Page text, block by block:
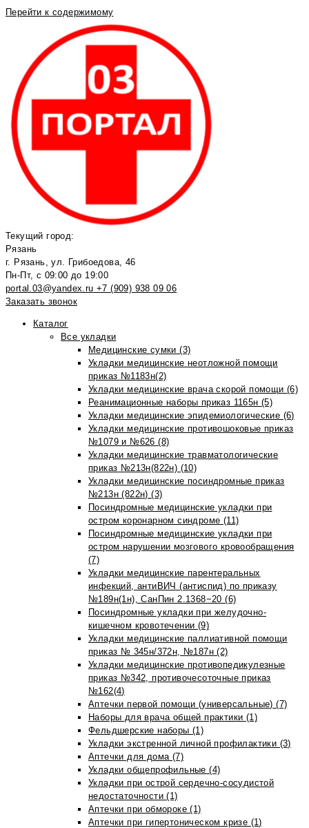
Перейти к содержимому
Текущий город:
Рязань
г. Рязань, ул. Грибоедова, 46
Пн-Пт, с 09:00 до 19:00
portal.03@yandex.ru +7 (909) 938 09 06
Заказать звонок
Каталог
Все укладки
Медицинские сумки (3)
Укладки медицинские неотложной помощи
приказ №1183н(2)
Укладки медицинские врача скорой помощи (6)
Реанимационные наборы приказ 1165н (5)
Укладки медицинские эпидемиологические (6)
Укладки медицинские противошоковые приказ
№1079 и №626 (8)
Укладки медицинские травматологические
приказ №213н(822н) (10)
Укладки медицинские посиндромные приказ
№213н (822н) (3)
Посиндромные медицинские укладки при
остром коронарном синдроме (11)
Посиндромные медицинские укладки при
остром нарушении мозгового кровообращения
(7)
Укладки медицинские парентеральных
инфекций, антиВИЧ (антиспид) по приказу
№189н(1н), СанПин 2.1368−20 (6)
Посиндромные укладки при желудочно-
кишечном кровотечении (9)
Укладки медицинские паллиативной помощи
приказ № 345н/372н, №187н (2)
Укладки медицинские противопедикулезные
приказ №342, противочесоточные приказ
№162(4)
Аптечки первой помощи (универсальные) (7)
Наборы для врача общей практики (1)
Фельдшерские наборы (1)
Укладки экстренной личной профилактики (3)
Аптечки для дома (7)
Укладки общепрофильные (4)
Укладки при острой сердечно-сосудистой
недостаточности (1)
Аптечки при обмороке (1)
Аптечки при гипертоническом кризе (1)